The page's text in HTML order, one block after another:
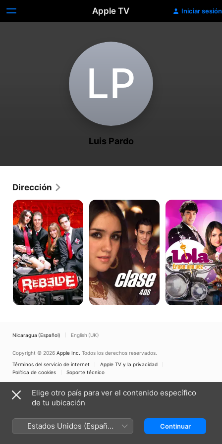
Apple TV Iniciar sesión
L‌P
Luis Pardo
Dirección
Rebelde
Clase
406
Lola
Érase
Una
Vez
Nicaragua (Español) English (UK)
Copyright © 2026 Apple Inc. Todos los derechos reservados.
Términos del servicio de internet
Apple TV y la privacidad
Política de cookies
Soporte técnico
Elige otro país para ver el contenido específico
de tu ubicación
Estados Unidos (Español
México)
Continuar